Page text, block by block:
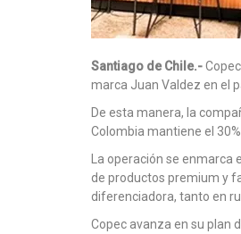
Santiago de Chile.-
marca Juan Valdez en el
De esta manera, la
Colombia mantiene el
La operación se
de productos premium y
diferenciadora, tanto en
Copec avanza en su plan